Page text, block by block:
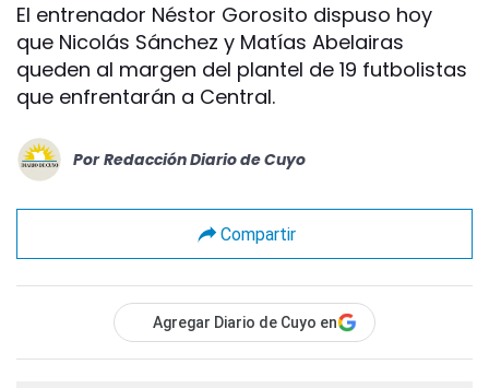
El entrenador Néstor Gorosito dispuso hoy
que Nicolás Sánchez y Matías Abelairas
queden al margen del plantel de 19 futbolistas
que enfrentarán a Central.
Por Redacción Diario de Cuyo
Compartir
Agregar Diario de Cuyo en